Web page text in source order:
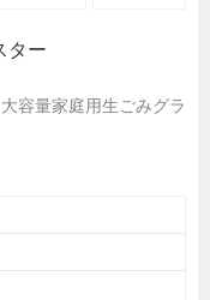
ター
容量家庭用生ごみグラ